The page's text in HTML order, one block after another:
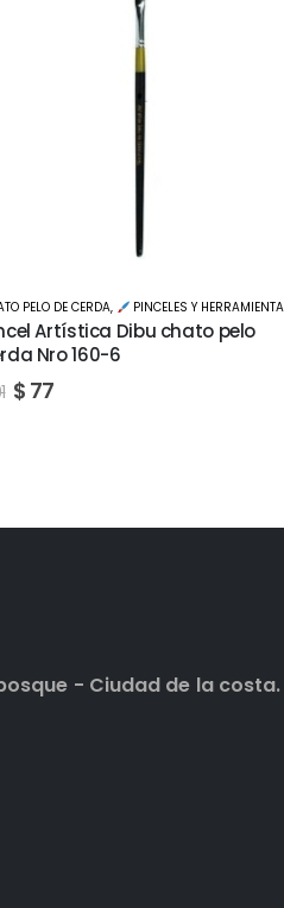
PELO DE MARTA , PINCELES Y HERRAMIENTAS
Artística Dibu redondo pelo
Marta Nro 100-5/0
$130
- Ciudad de la costa.